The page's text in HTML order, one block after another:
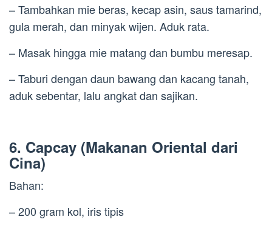
– Tambahkan mie beras, kecap asin, saus tamarind,
gula merah, dan minyak wijen. Aduk rata.
– Masak hingga mie matang dan bumbu meresap.
– Taburi dengan daun bawang dan kacang tanah,
aduk sebentar, lalu angkat dan sajikan.
6. Capcay (Makanan Oriental dari
Cina)
Bahan:
– 200 gram kol, iris tipis